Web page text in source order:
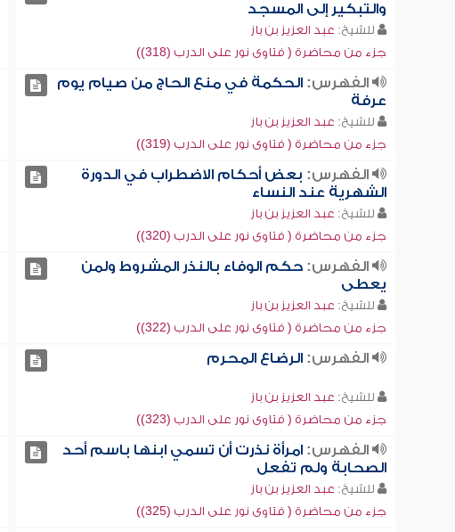
والتبكير إلى المسجد
للشيخ: عبد العزيز بن باز
جزء من محاضرة ( فتاوى نور على الدرب (318))
الفهرس:الحكمة في منع الحاج من صيام يوم
عرفة
للشيخ: عبد العزيز بن باز
جزء من محاضرة ( فتاوى نور على الدرب (319))
الفهرس: بعض أحكام الاضطراب في الدورة
الشهرية عند النساء
للشيخ: عبد العزيز بن باز
جزء من محاضرة ( فتاوى نور على الدرب (320))
الفهرس:حكم الوفاء بالنذر المشروط ولمن
يعطى
للشيخ: عبد العزيز بن باز
جزء من محاضرة ( فتاوى نور على الدرب (322))
الفهرس:الرضاع المحرم
للشيخ: عبد العزيز بن باز
جزء من محاضرة ( فتاوى نور على الدرب (323))
الفهرس:امرأة نذرت أن تسمي ابنها باسم أحد
الصحابة ولم تفعل
للشيخ: عبد العزيز بن باز
جزء من محاضرة ( فتاوى نور على الدرب (325))